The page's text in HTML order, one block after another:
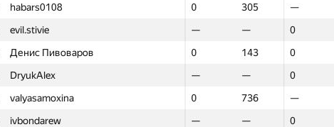
habars0108 0 305 —
evil.stivie — — 0
Денис Пивоваров 0 143 0
DryukAlex — — 0
valyasamoxina 0 736 —
ivbondarew — — 0